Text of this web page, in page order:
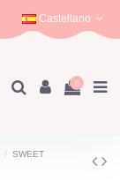
Castellano
0
SWEET